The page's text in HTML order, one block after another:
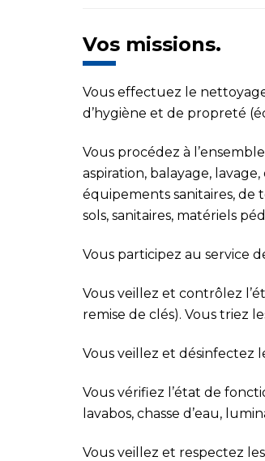
Vos missions.
Vous effectuez le
d’hygiène et de propreté
Vous procédez à
aspiration, balayage,
équipements sanitaires, de
sols, sanitaires, matériels
Vous participez au service
Vous veillez et contrôlez
remise de clés). Vous triez
Vous veillez et désinfectez
Vous vérifiez l’état de
lavabos, chasse d’eau,
Vous veillez et respectez